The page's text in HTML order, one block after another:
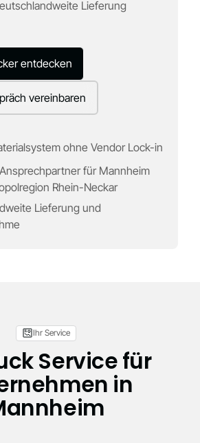
Lieferung
entdecken
vereinbaren
ohne Vendor Lock-in
für Mannheim
Rhein-Neckar
Lieferung und
Ihr Service
Service für
in